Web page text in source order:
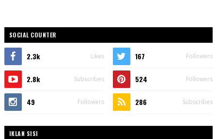
SOCIAL COUNTER
2.3k Likes 167 Followers
2.8k Subscribes 524 Followers
49 Followers 286 Subscribes
IKLAN SISI